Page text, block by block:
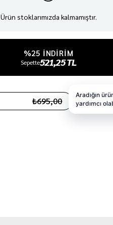
Ürün stoklarımızda kalmamıştır.
%25 INDIRIM
Sepette521,25 TL
₺695,00